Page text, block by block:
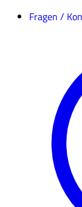
Fragen /